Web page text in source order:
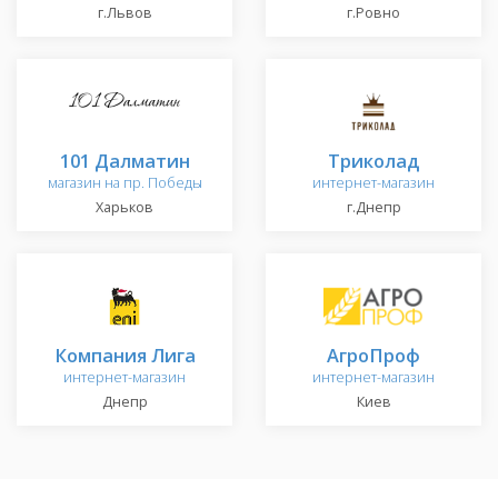
г.Львов
г.Ровно
101 Далматин
магазин на пр. Победы
Харьков
Триколад
интернет-магазин
г.Днепр
Компания Лига
интернет-магазин
Днепр
АгроПроф
интернет-магазин
Киев